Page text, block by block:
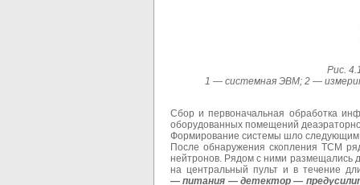
Рис.
1 — системная ЭВМ; 2 —
Сбор и первоначальная обработка
оборудованных помещений
Формирование системы шло следующим
После обнаружения скопления ТСМ
нейтронов. Рядом с ними размещались
на центральный пульт и в течение
— питания —детектор —